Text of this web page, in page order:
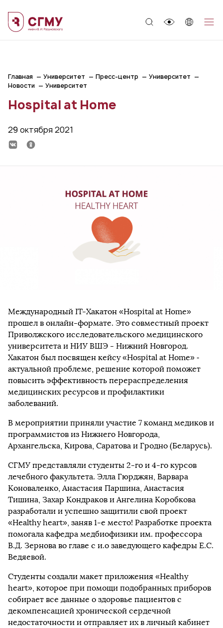
Главная Университет Пресс-центр
Университет
Новости
Университет
Hospital at Home
29 октября 2021
Международный IT-Хакатон «Hospital at Home»
прошел в онлайн-формате. Это совместный проект
Приволжского исследовательского медицинского
университета и НИУ ВШЭ - Нижний Новгород.
Хакатон был посвящен кейсу «Hospital at Home» ‑
актуальной проблеме, решение которой поможет
повысить эффективность перераспределения
медицинских ресурсов и профилактики
заболеваний.
В мероприятии приняли участие 7 команд медиков и
программистов из Нижнего Новгорода,
Архангельска, Кирова, Саратова и Гродно (Беларусь).
СГМУ представляли студенты 2-го и 4-го курсов
лечебного факультета. Элла Гюрджян, Варвара
Коноваленко, Анастасия Паршина, Анастасия
Тишина, Захар Кондраков и Ангелина Коробкова
разработали и успешно защитили свой проект
«Нealthy heart», заняв 1-е место! Разработке проекта
помогала кафедра медбиофизики им. профессора
В.Д. Зернова во главе с и.о заведующего кафедры Е.С.
Ведяевой.
Студенты создали макет приложения «Нealthy
heart», которое при помощи подобранных приборов
собирает все данные о здоровье пациентов с
декомпенсацией хронической сердечной
недостаточности и отправляет их в личный кабинет